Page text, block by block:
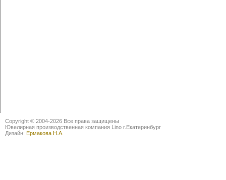
Copyright © 2004-2026 Все права защищены
Ювелирная производственная компания Lino г.Екатеринбург
Дизайн: Ермакова Н.А.